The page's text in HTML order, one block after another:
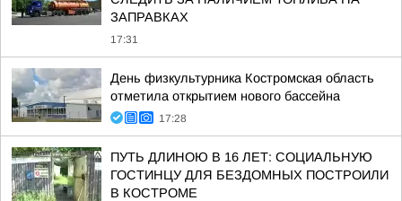
ЗАПРАВКАХ
17:31
День физкультурника Костромская область
отметила открытием нового бассейна
17:28
ПУТЬ ДЛИНОЮ В 16 ЛЕТ: СОЦИАЛЬНУЮ
ГОСТИНЦУ ДЛЯ БЕЗДОМНЫХ ПОСТРОИЛИ
В КОСТРОМЕ